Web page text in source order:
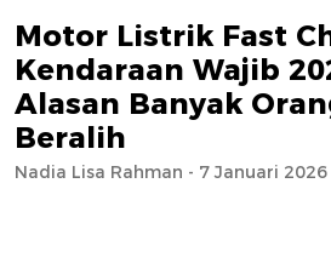
Motor Listrik Fast
Kendaraan Wajib
Alasan Banyak
Beralih
Nadia Lisa Rahman - 7 Januari 2026